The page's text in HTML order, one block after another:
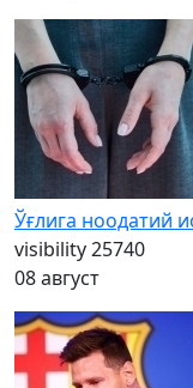
Ўғлига ноодатий
visibility25740
08 август